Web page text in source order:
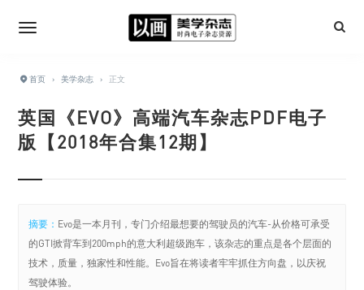
首页 › 美学杂志 › 正文
英国《EVO》高端汽车杂志PDF电子
版【2018年合集12期】
摘要： Evo是一本月刊，专门介绍最想要的驾驶员的汽车-从价格可承受
的GTI掀背车到200mph的意大利超级跑车，该杂志的重点是各个层面的
技术，质量，独家性和性能。Evo旨在将读者牢牢抓住方向盘，以庆祝
驾驶体验。